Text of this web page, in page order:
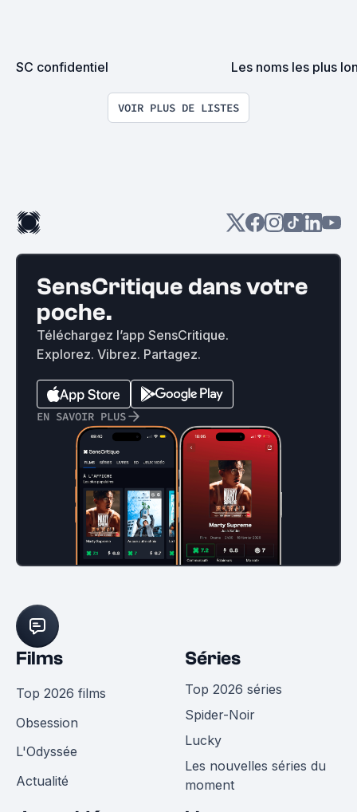
SC confidentiel Les noms les plus
VOIR PLUS DE LISTES
SensCritique dans votre
poche.
Téléchargez l’app SensCritique.
Explorez. Vibrez. Partagez.
EN SAVOIR PLUS
Films
Top 2026 films
Obsession
L'Odyssée
Actualité
Séries
Top 2026 séries
Spider-Noir
Lucky
Les nouvelles séries du
moment